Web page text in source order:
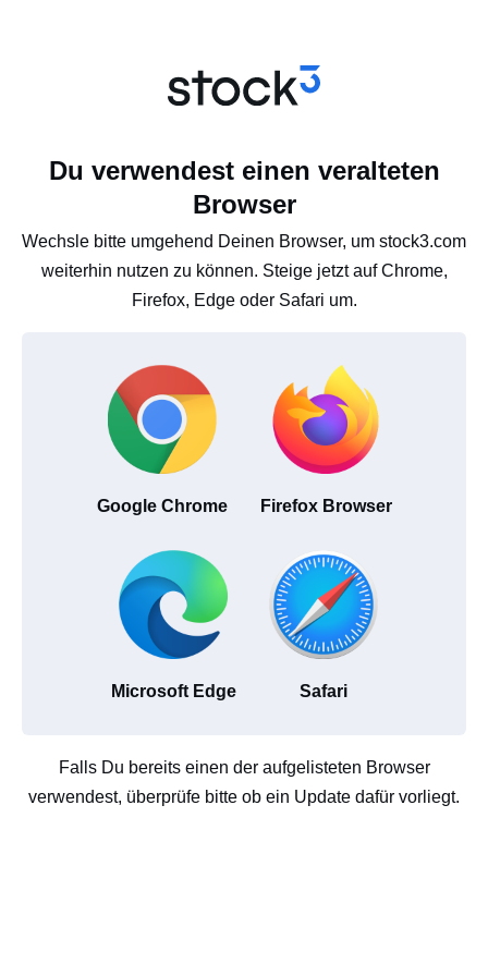
Du verwendest einen veralteten
Browser
Wechsle bitte umgehend Deinen Browser, um stock3.com
weiterhin nutzen zu können. Steige jetzt auf Chrome,
Firefox, Edge oder Safari um.
Google Chrome Firefox Browser
Microsoft Edge Safari
Falls Du bereits einen der aufgelisteten Browser
verwendest, überprüfe bitte ob ein Update dafür vorliegt.